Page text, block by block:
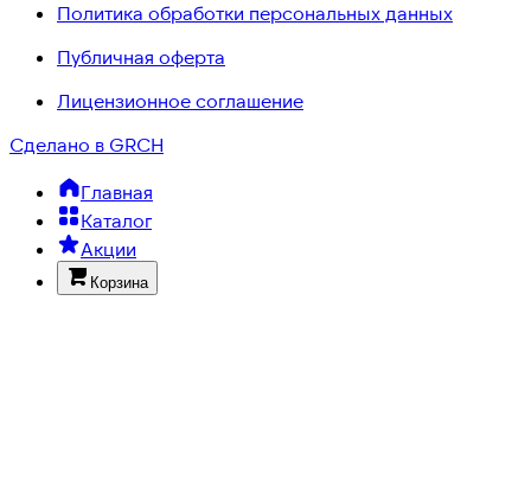
Политика обработки персональных данных
Публичная оферта
Лицензионное соглашение
Сделано в GRCH
Главная
Каталог
Акции
Корзина